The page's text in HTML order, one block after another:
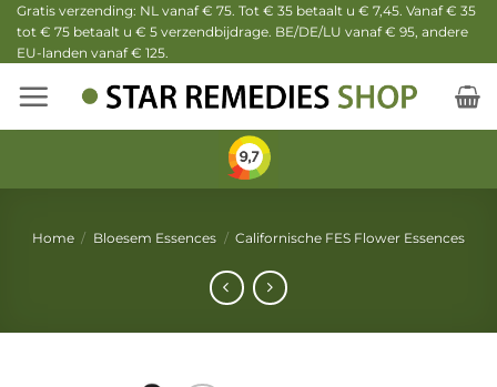
Ga
naar
inhoud
Gratis verzending: NL vanaf € 75. Tot € 35 betaalt u € 7,45. Vanaf € 35
tot € 75 betaalt u € 5 verzendbijdrage. BE/DE/LU vanaf € 95, andere
EU-landen vanaf € 125.
Home / Bloesem Essences / Californische FES Flower Essences